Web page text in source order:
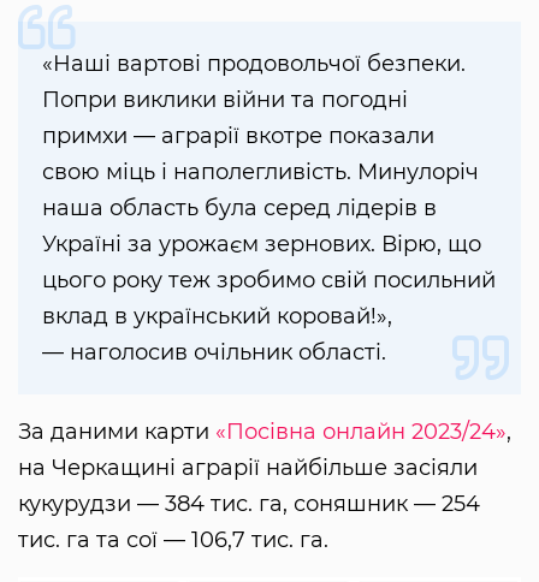
«Наші вартові продовольчої безпеки.
Попри виклики війни та погодні
примхи — аграрії вкотре показали
свою міць і наполегливість. Минулоріч
наша область була серед лідерів в
Україні за урожаєм зернових. Вірю, що
цього року теж зробимо свій посильний
вклад в український коровай!»,
— наголосив очільник області.
За даними карти «Посівна онлайн 2023/24»,
на Черкащині аграрії найбільше засіяли
кукурудзи — 384 тис. га, соняшник — 254
тис. га та сої — 106,7 тис. га.